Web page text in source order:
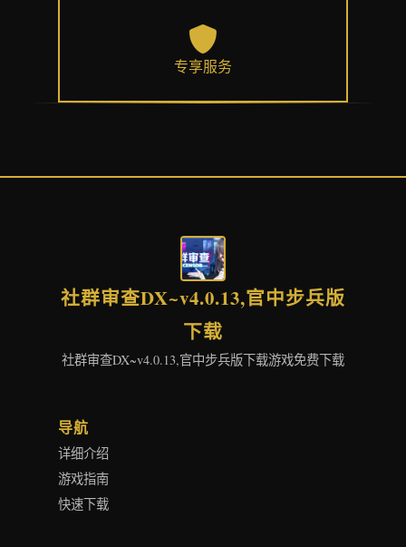
专享服务
社群审查DX~v4.0.13,官中步兵版
下载
社群审查DX~v4.0.13,官中步兵版下载游戏免费下载
导航
详细介绍
游戏指南
快速下载